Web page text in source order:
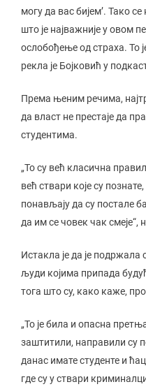
могу да вас бијем’. Тако
што је најважније у овом
ослобођење од страха. То
рекла је Бојковић у
Према њеним речима,
да власт не престаје да
студентима.
„То су већ класична
већ ствари које су
понављају да су постале
да им се човек чак смеје“,
Истакла је да је подржала
људи којима припада
тога што су, како каже,
„То је била и опасна
заштитили, направили су
данас имате студенте и
где су у ствари